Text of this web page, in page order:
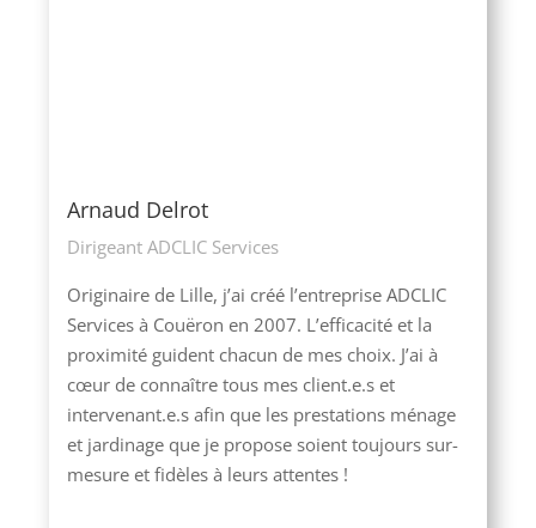
Arnaud Delrot
Dirigeant ADCLIC Services
Originaire de Lille, j’ai créé l’entreprise ADCLIC
Services à Couëron en 2007. L’efficacité et la
proximité guident chacun de mes choix. J’ai à
cœur de connaître tous mes client.e.s et
intervenant.e.s afin que les prestations ménage
et jardinage que je propose soient toujours sur-
mesure et fidèles à leurs attentes !